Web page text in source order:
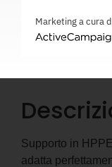
GUANTO AC200 – EN 21420 –
Supporto in
adatta
Marketing a cura
ActiveCampaign